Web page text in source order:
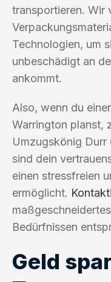
transportieren. Wir
Technologien, um
unbeschädigt an
ankommt.
Also, wenn du
Warrington planst,
Umzugskönig
sind dein
einen stressfreien
ermöglicht.
Bedürfnissen
Geld